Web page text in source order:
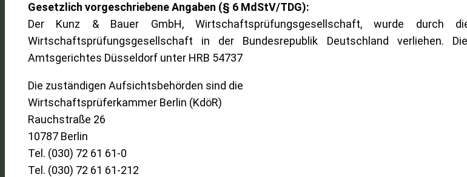
Gesetzlich vorgeschriebene Angaben (§ 6 MdStV/TDG):
Der Kunz & Bauer GmbH, Wirtschaftsprüfungsgesellschaft, wurde durch
Wirtschaftsprüfungsgesellschaft in der Bundesrepublik Deutschland verliehen.
Amtsgerichtes Düsseldorf unter HRB 54737
Die zuständigen Aufsichtsbehörden sind die
Wirtschaftsprüferkammer Berlin (KdöR)
Rauchstraße 26
10787 Berlin
Tel. (030) 72 61 61-0
Tel. (030) 72 61 61-212